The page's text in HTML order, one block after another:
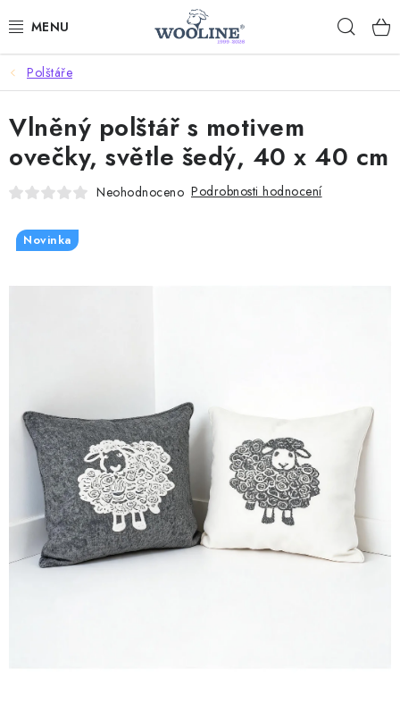
na
AKCE %
DÁRKOVÉ POUKAZY
OBLEČENÍ
Hodnocení obchodu
Moje objednávka
FAQ
Polštáře
Vlněný polštář s motivem
ovečky, světle šedý, 40 x 40 cm
Neohodnoceno Podrobnosti hodnocení
Novinka